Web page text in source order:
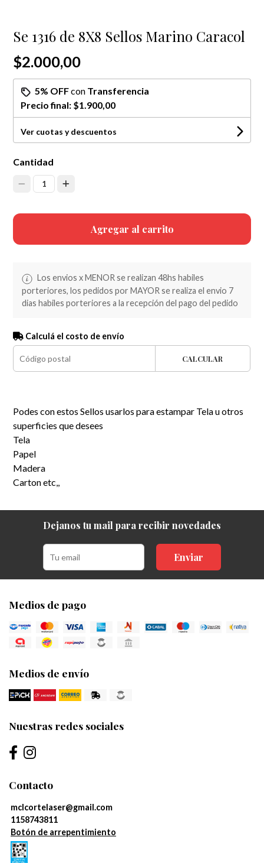
Se 1316 de 8X8 Sellos Marino Caracol
$2.000,00
5% OFFcon Transferencia
Precio final: $1.900,00
Ver cuotas y descuentos
Cantidad
1
Agregar al carrito
Los envios x MENOR se realizan 48hs habiles
porteriores, los pedidos por MAYOR se realiza el envio 7
dias habiles porteriores a la recepción del pago del pedido
Calculá el costo de envío
CALCULAR
Podes con estos Sellos usarlos para estampar Tela u otros
superficies que desees
Tela
Papel
Madera
Carton etc,,
Dejanos tu mail para recibir novedades
Enviar
Medios de pago
Medios de envío
Nuestras redes sociales
Contacto
mclcortelaser@gmail.com
1158743811
Botón de arrepentimiento